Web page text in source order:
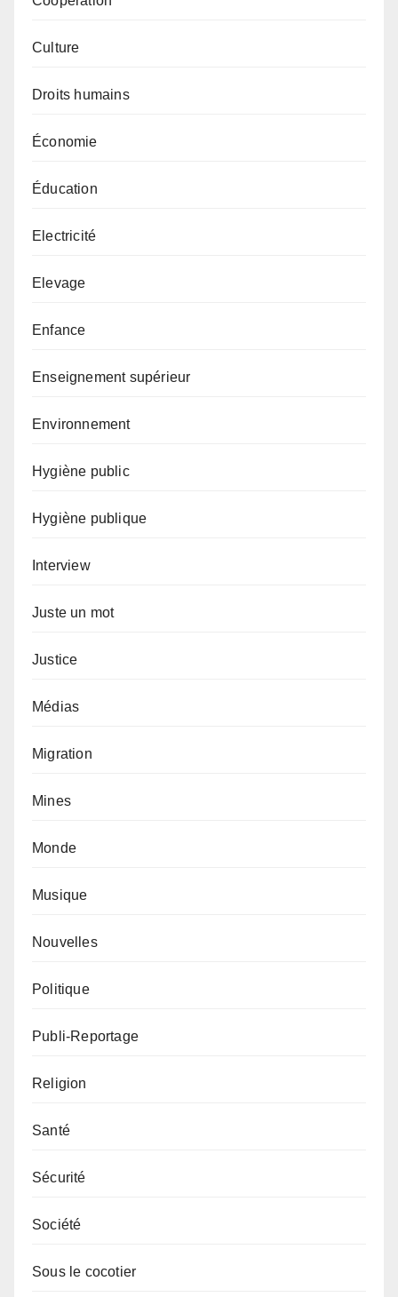
Culture
Droits humains
Économie
Éducation
Electricité
Elevage
Enfance
Enseignement supérieur
Environnement
Hygiène public
Hygiène publique
Interview
Juste un mot
Justice
Médias
Migration
Mines
Monde
Musique
Nouvelles
Politique
Publi-Reportage
Religion
Santé
Sécurité
Société
Sous le cocotier